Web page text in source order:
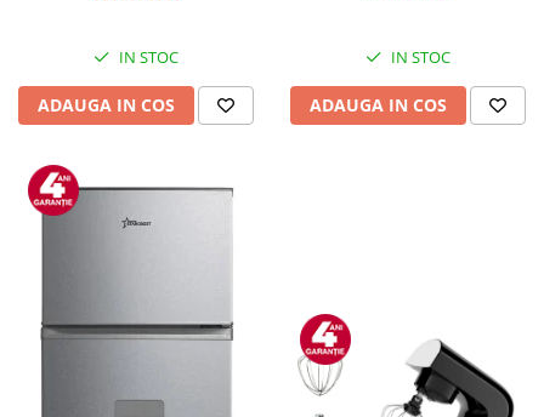
IN STOC
ADAUGA IN COS
IN STOC
ADAUGA IN COS